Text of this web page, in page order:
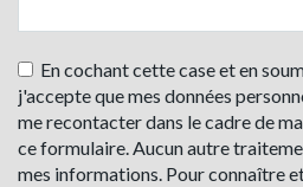
En cochant cette case et en
j'accepte que mes données
me recontacter dans le cadre de
ce formulaire. Aucun autre
mes informations. Pour connaître